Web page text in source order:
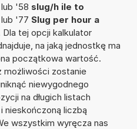
'58 slug/h ile to
'77 Slug per hour a
Dla tej opcji kalkulator
na jaką jednostkę ma
początkowa wartość.
możliwości zostanie
niewygodnego
na długich listach
nieskończoną liczbą
wszystkim wyręcza nas